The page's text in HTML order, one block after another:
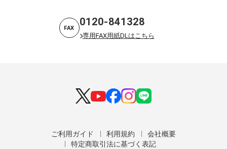
FAX 0120-841328
専用FAX用紙DLはこちら
ご利用ガイド 利用規約
会社概要
特定商取引法に基づく表記